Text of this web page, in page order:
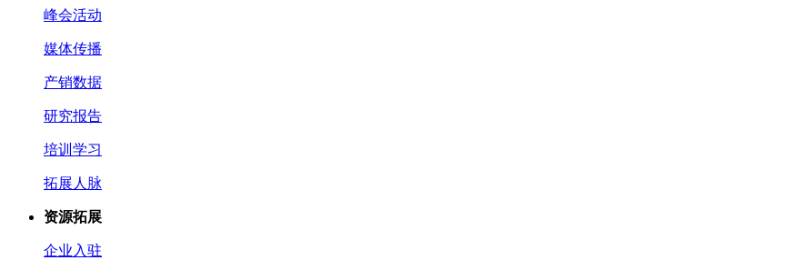
峰会活动
媒体传播
产销数据
研究报告
培训学习
拓展人脉
资源拓展
企业入驻